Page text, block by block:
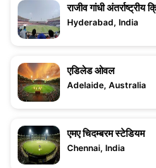
राजीव गांधी
Hyderabad, India
एडिलेड ओवल
Adelaide, Australia
एमए चिदम्बरम स्टेडियम
Chennai, India